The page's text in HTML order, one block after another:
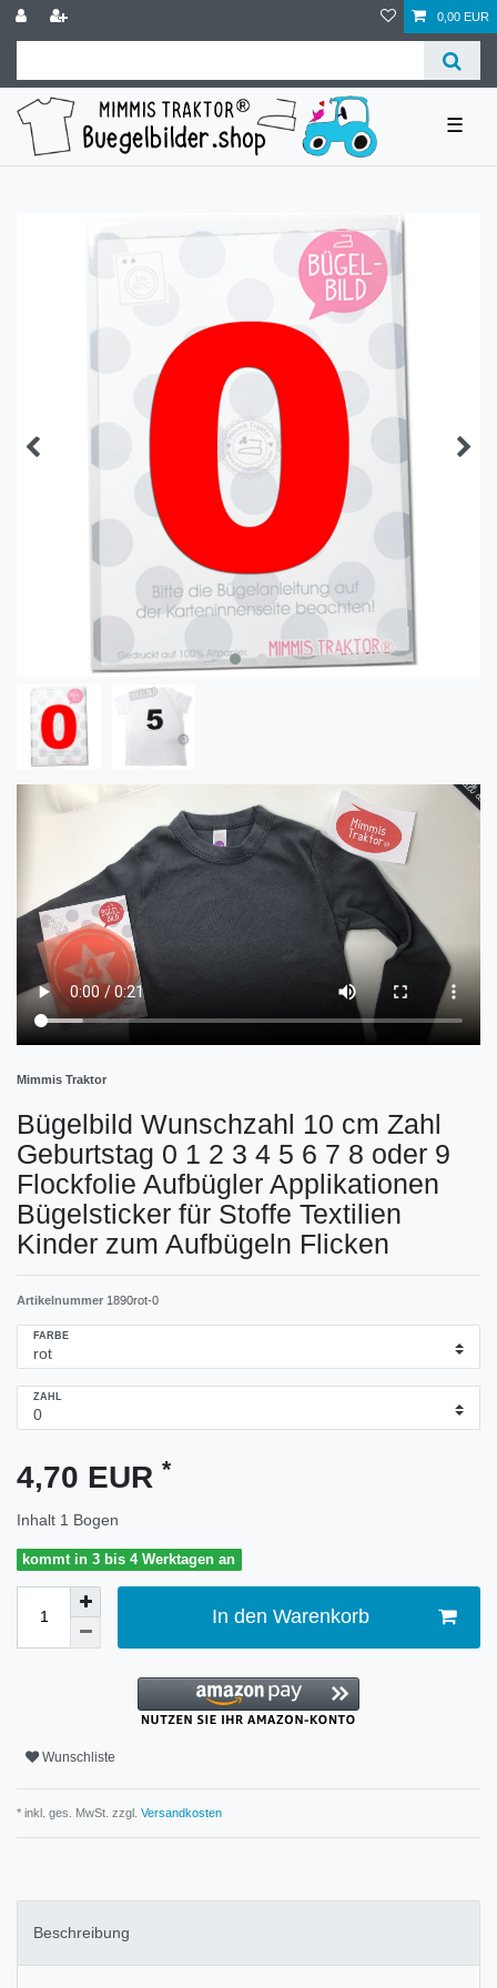
0,00 EUR
☰
Mimmis Traktor
Bügelbild Wunschzahl 10 cm Zahl
Geburtstag 0 1 2 3 4 5 6 7 8 oder 9
Flockfolie Aufbügler Applikationen
Bügelsticker für Stoffe Textilien
Kinder zum Aufbügeln Flicken
Artikelnummer 1890rot-0
FARBE
ZAHL
4,70 EUR *
Inhalt 1 Bogen
kommt in 3 bis 4 Werktagen an
In den Warenkorb
Wunschliste
* inkl. ges. MwSt. zzgl. Versandkosten
Beschreibung